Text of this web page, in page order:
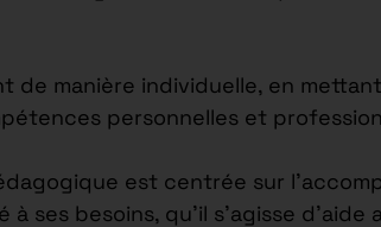
de manière individuelle, en
personnelles et
est centrée sur
besoins, qu’il s’agisse